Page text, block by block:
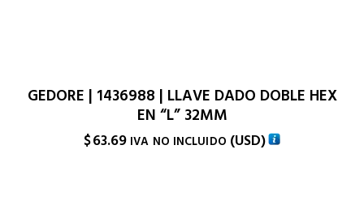
GEDORE | 1436988 | LLAVE DADO DOBLE HEX
EN “L” 32MM
$63.69 IVA NO INCLUIDO (USD)